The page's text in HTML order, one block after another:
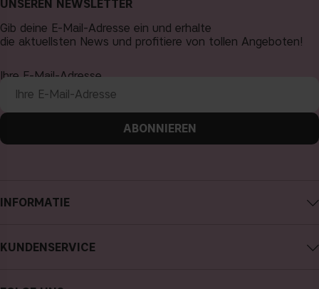
INFORMATIE
Über CAIA Cosmetics
KUNDENSERVICE
UNSEREN NEWSLETTER
Gib deine E-Mail-Adresse ein und erhalte
die aktuellsten News und profitiere von tollen Angeboten!
Ihre E-Mail-Adresse
ABONNIEREN